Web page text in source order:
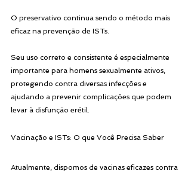
O preservativo continua sendo o método mais
eficaz na prevenção de ISTs.
Seu uso correto e consistente é especialmente
importante para homens sexualmente ativos,
protegendo contra diversas infecções e
ajudando a prevenir complicações que podem
levar à disfunção erétil.
Vacinação e ISTs: O que Você Precisa Saber
Atualmente, dispomos de vacinas eficazes contra